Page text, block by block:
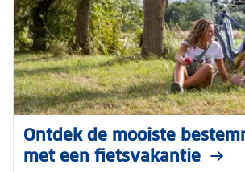
Ontdek de mooiste
met een fietsvakantie